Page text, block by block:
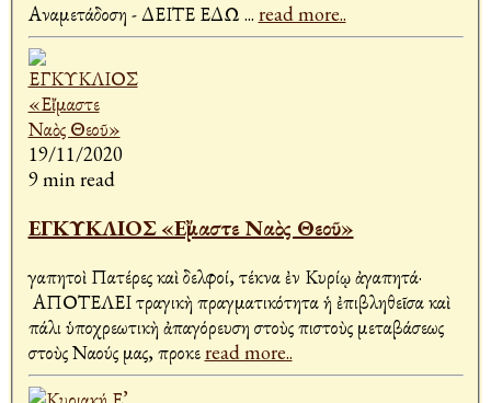
Αναμετάδοση - ΔΕΙΤΕ ΕΔΩ ... read more..
19/11/2020
9 min read
ΕΓΚΥΚΛΙΟΣ «Εἴμαστε Ναὸς Θεοῦ»
Ἀγαπητοὶ Πατέρες καὶ Ἀδελφοί, τέκνα ἐν Κυρίῳ ἀγαπητά·
ΑΠΟΤΕΛΕΙ τραγικὴ πραγματικότητα ἡ ἐπιβληθεῖσα καὶ
πάλι ὑποχρεωτικὴ ἀπαγόρευση στοὺς πιστοὺς μεταβάσεως
στοὺς Ναούς μας, προκεread more..